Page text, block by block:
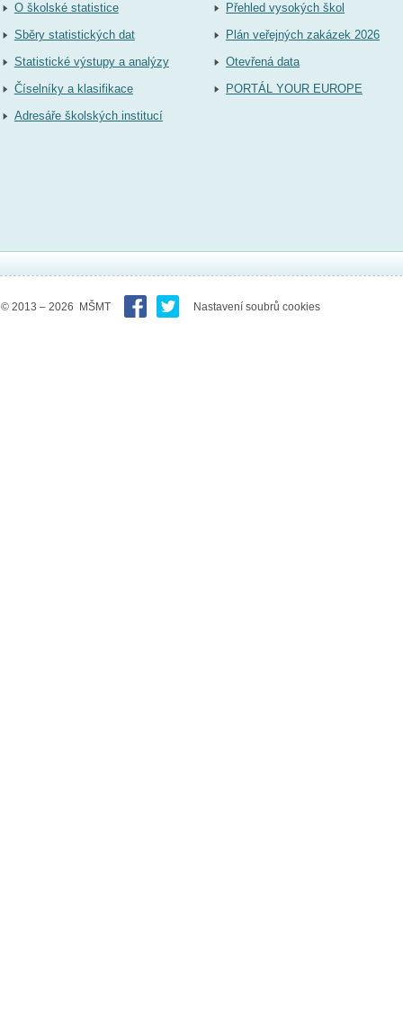
O školské statistice
Sběry statistických dat
Statistické výstupy a analýzy
Číselníky a klasifikace
Adresáře školských institucí
Přehled vysokých škol
Plán veřejných zakázek 2026
Otevřená data
PORTÁL YOUR EUROPE
© 2013 – 2026 MŠMT Nastavení soubrů cookies